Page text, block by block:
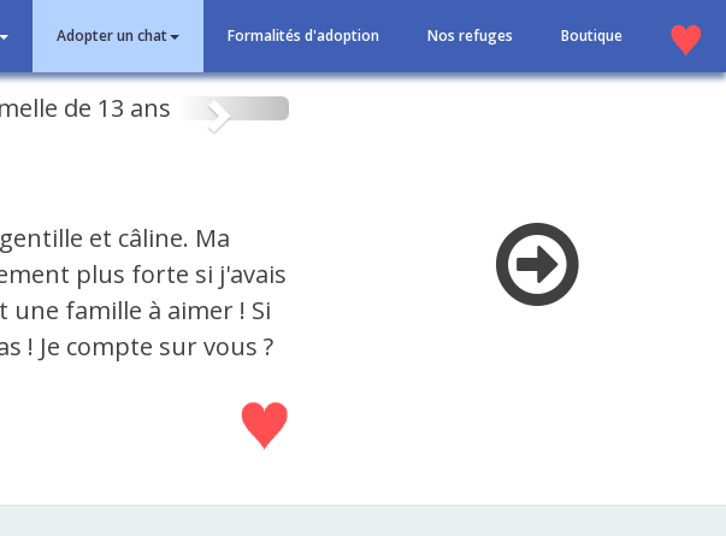
Adopter un chat Formalités d'adoption Nos refuges Boutique
Suivant
et câline. Ma
plus forte si j'avais
famille à aimer ! Si
! Je compte sur vous ?